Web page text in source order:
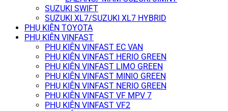
SUZUKI SWIFT
SUZUKI XL7/SUZUKI XL7 HYBRID
PHỤ KIỆN TOYOTA
PHỤ KIỆN VINFAST
PHỤ KIỆN VINFAST EC VAN
PHỤ KIỆN VINFAST HERIO GREEN
PHỤ KIỆN VINFAST LIMO GREEN
PHỤ KIỆN VINFAST MINIO GREEN
PHỤ KIỆN VINFAST NERIO GREEN
PHỤ KIỆN VINFAST VF MPV 7
PHỤ KIỆN VINFAST VF2